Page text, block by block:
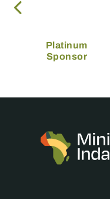
Platinum
Sponsor